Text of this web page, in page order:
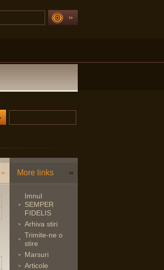
More links
Imnul
SEMPER
FIDELIS
Arhiva stiri
Trimite-ne o
stire
Marsuri
Articole